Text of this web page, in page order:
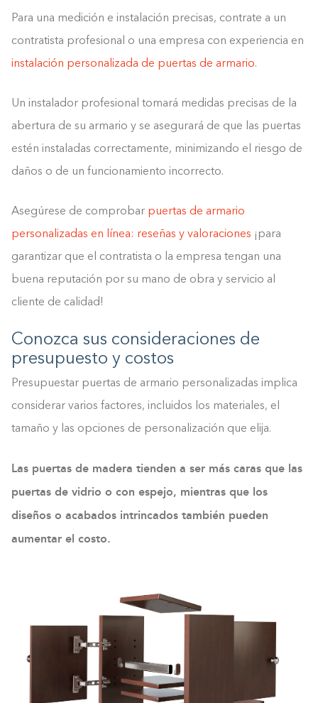
Para una medición e instalación precisas, contrate a un
contratista profesional o una empresa con experiencia en
instalación personalizada de puertas de armario.
Un instalador profesional tomará medidas precisas de la
abertura de su armario y se asegurará de que las puertas
estén instaladas correctamente, minimizando el riesgo de
daños o de un funcionamiento incorrecto.
Asegúrese de comprobar puertas de armario
personalizadas en línea: reseñas y valoraciones ¡para
garantizar que el contratista o la empresa tengan una
buena reputación por su mano de obra y servicio al
cliente de calidad!
Conozca sus consideraciones de
presupuesto y costos
Presupuestar puertas de armario personalizadas implica
considerar varios factores, incluidos los materiales, el
tamaño y las opciones de personalización que elija.
Las puertas de madera tienden a ser más caras que las
puertas de vidrio o con espejo, mientras que los
diseños o acabados intrincados también pueden
aumentar el costo.